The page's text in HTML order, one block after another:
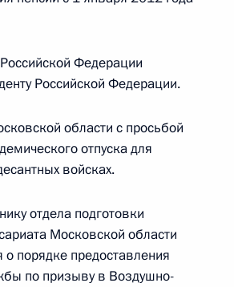
по итогам личного приёма
края, проведённого
Администрации
августа 2013 года
Федерации
Российской Федерации.
области с просьбой
отпуска для
войсках.
отдела подготовки
Московской области
порядке предоставления
по призыву в Воздушно-